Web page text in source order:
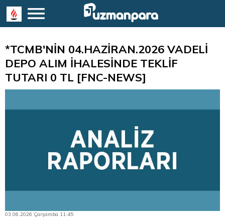
*TCMB'NİN 04.HAZİRAN.2026 VADELİ
DEPO ALIM İHALESİNDE TEKLİF
TUTARI 0 TL [FNC-NEWS]
03.06.2026 Çarşamba 11:45